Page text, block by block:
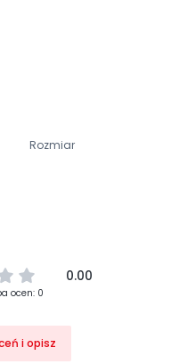
Rozmiar
0.00
ocen: 0
i opisz